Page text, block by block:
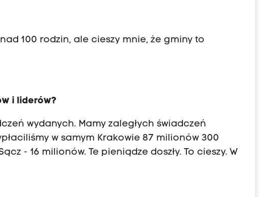
100 rodzin, ale cieszy mnie, że gminy to
i liderów?
wydanych. Mamy zaległych świadczeń
w samym Krakowie 87 milionów 300
- 16 milionów. Te pieniądze doszły. To cieszy. W